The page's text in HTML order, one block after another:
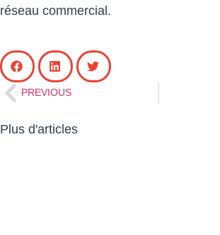
réseau commercial.
PREVIOUS
Plus d'articles